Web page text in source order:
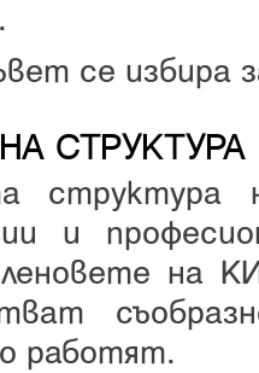
се избира
СТРУКТУРА
и
на
работят.